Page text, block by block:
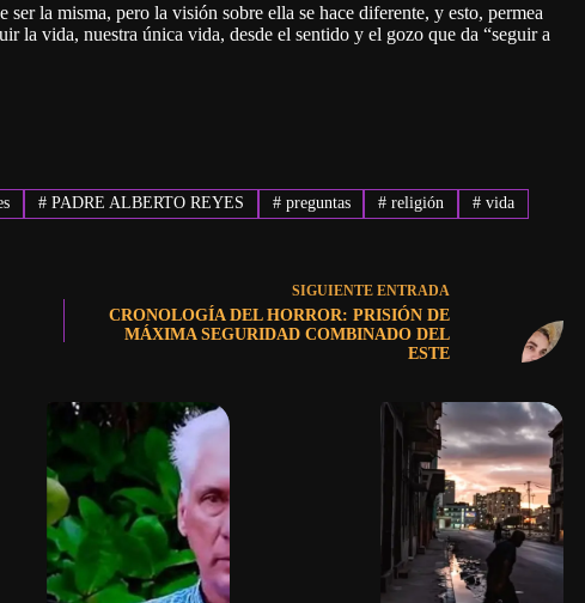
la misma, pero la visión sobre ella se hace diferente, y esto, permea
la vida, nuestra única vida, desde el sentido y el gozo que da “seguir a
#PADRE ALBERTO REYES #preguntas # religión # vida
SIGUIENTE ENTRADA
CRONOLOGÍA DEL HORROR: PRISIÓN DE
MÁXIMA SEGURIDAD COMBINADO DEL
ESTE